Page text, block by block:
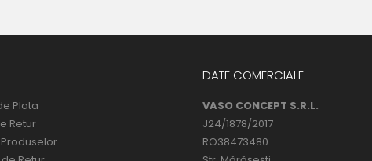
Plata
Retur
DATE COMERCIALE
VASO CONCEPT S.R.L.
J24/1878/2017
RO38473480